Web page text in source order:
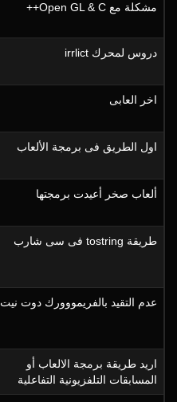
مشكلة مع Open GL & C++
دروس لمحرك irrlict
اخر العابى
اول الطريق فى برمجة الألعاب
ألعاب صخر أعيدت برمجتها
طريقة tostring فى سى شارب
عدم التقيد بالفريمووورك دوت نيت
اريد طريقة برمجة الالعاب أو
المسابقات التلفزيونية التفاعلية